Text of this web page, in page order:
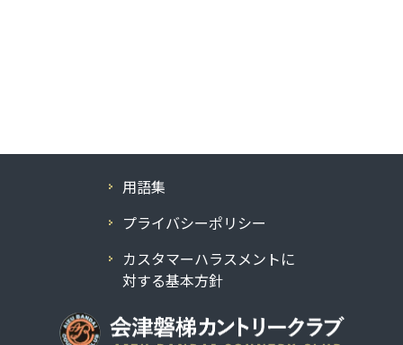
用語集
プライバシーポリシー
カスタマーハラスメントに
対する基本方針